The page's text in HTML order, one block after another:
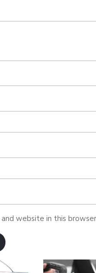
and website in this